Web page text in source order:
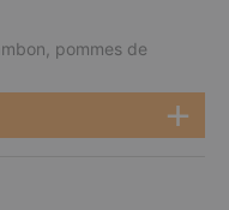
pommes de